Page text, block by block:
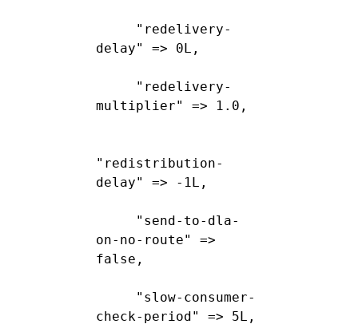
"redelivery-
delay" => 0L,
"redelivery-
multiplier" => 1.0,
"redistribution-
delay" => -1L,
"send-to-dla-
on-no-route" =>
false,
"slow-consumer-
check-period" => 5L,